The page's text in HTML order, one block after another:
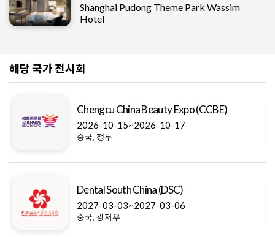
Shanghai Pudong Theme Park Wassim
Hotel
해당 국가 전시회
China Beauty Expo (CCBE)
10-15~2026-10-17
South China (DSC)
03-03~2027-03-06
, 광저우